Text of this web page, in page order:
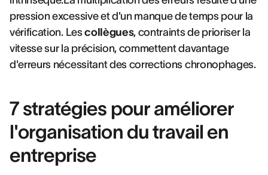
pression excessive et d'un manque de temps pour la
vérification. Lescollègues, contraints de prioriser la
vitesse sur la précision, commettent davantage
d'erreurs nécessitant des corrections chronophages.
7 stratégies pour améliorer
l'organisation du travail en
entreprise